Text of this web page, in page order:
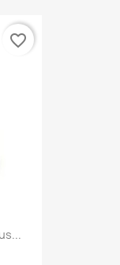
favorite_border